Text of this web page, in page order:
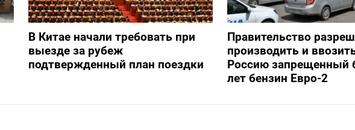
В Китае начали требовать при
выезде за рубеж
подтвержденный план поездки
Правительство
производить и
Россию запрещенный
лет бензин Евро-2